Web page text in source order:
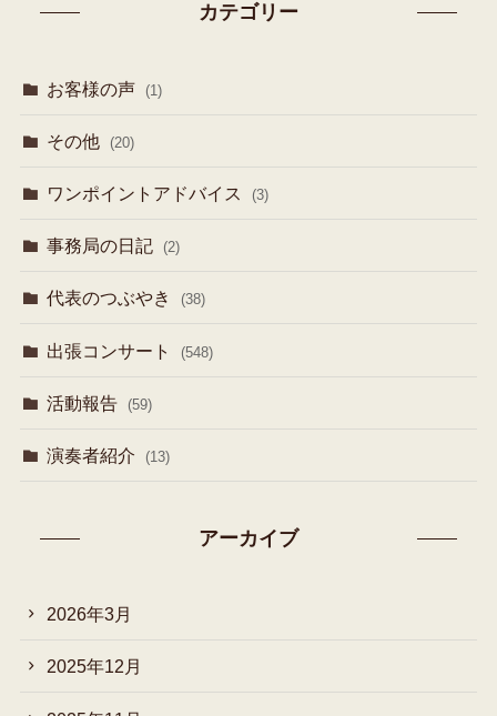
カテゴリー
お客様の声 (1)
その他 (20)
ワンポイントアドバイス (3)
事務局の日記 (2)
代表のつぶやき (38)
出張コンサート (548)
活動報告 (59)
演奏者紹介 (13)
アーカイブ
2026年3月
2025年12月